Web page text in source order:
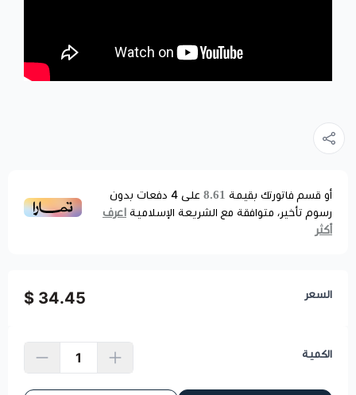
أو قسم فاتورتك بقيمة 8.61 على 4 دفعات بدون
رسوم تأخير، متوافقة مع الشريعة الإسلامية اعرف
أكثر
السعر 34.45 $
الكمية